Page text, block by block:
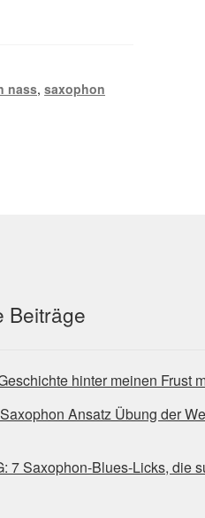
nass,saxophon
Beiträge
hinter meinen Frust
Ansatz Übung der
7 Saxophon-Blues-Licks, die